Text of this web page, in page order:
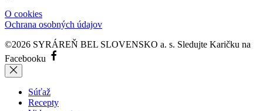
O cookies
Ochrana osobných údajov
©2026 SYRÁREŇ BEL SLOVENSKO a. s. Sledujte Karičku na
Facebooku
Súťaž
Recepty